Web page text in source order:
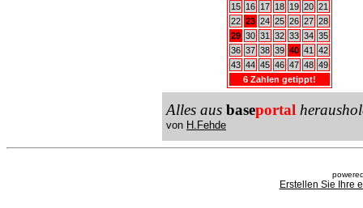
15
16 17 18 19 20 21
22 23 24 25 26 27 28
29 30 31 32 33 34 35
36 37 38 39 40 41
42
43 44 45 46 47 48 49
6 Zahlen getippt!
Alles aus baseportal
von H.Fehde
Erstellen Sie Ihre